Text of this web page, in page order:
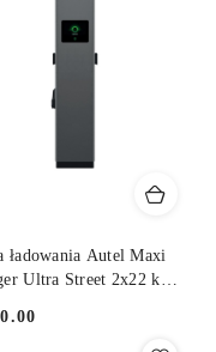
ładowania Autel Maxi
Ultra Street 2x22 kW